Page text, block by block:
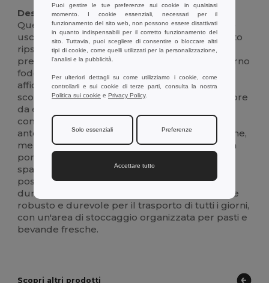
Descrizione :
Questo zaino termico da 16 L è costruito per le
uscite quotidiane e i picnic, abbinando il robusto
ripstop inpoliesterericiclato 600D a pratiche
prestazioni di mantenimento del freddo. L'interno
foderato in PEVA offre un isolamento termico
affidabile e una facile pulizia, mentre l'ampio
scomparto principale con doppia cerniera si apre
da entrambi i lati per un rapido accesso a
contenitori di cibo e bottiglie. Le due cinghie
anteriori fissano oggetti come coperte o giacche,
mentre le due tasche laterali in rete tengono a
portata di mano i piccoli oggetti essenziali. Gli
spallacci imbottiti e regolabili e il pannello
posteriore traspirante aumentano il comfort
durante gli spostamenti. Progettato per essere
robusto e durevole per il trasporto di tutti i giorni,
con un'area di stoccaggio organizzata per pasti e
bevande fresche.
Scopri altri prodotti
Puoi gestire le tue preferenze sui cookie in qualsiasi
momento. I cookie essenziali, necessari per il
funzionamento del sito web, non possono essere disattivati
in quanto indispensabili per il corretto funzionamento del
sito. Tuttavia, puoi scegliere di consentire o bloccare altri
tipi di cookie, come quelli utilizzati per la personalizzazione,
l'analisi e la pubblicità.
Per ulteriori dettagli su come utilizziamo i cookie, come
controllarli e sui cookie di terze parti, consulta la nostra
Politica sui cookie e Privacy Policy.
Solo essenziali Preferenze
Accettare tutto